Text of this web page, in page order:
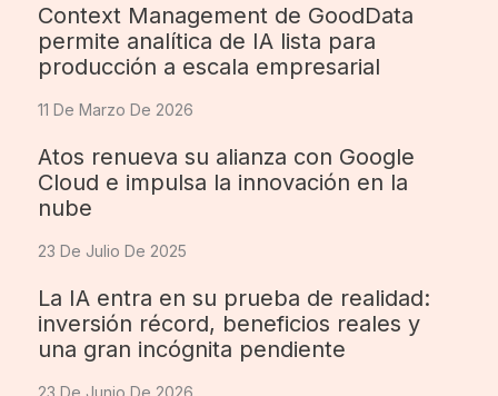
Context Management de GoodData
permite analítica de IA lista para
producción a escala empresarial
11 De Marzo De 2026
Atos renueva su alianza con Google
Cloud e impulsa la innovación en la
nube
23 De Julio De 2025
La IA entra en su prueba de realidad:
inversión récord, beneficios reales y
una gran incógnita pendiente
23 De Junio De 2026